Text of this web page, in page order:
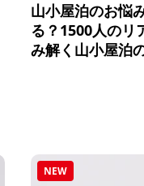
山小屋泊のお悩
る？1500人のリ
み解く山小屋泊
NEW